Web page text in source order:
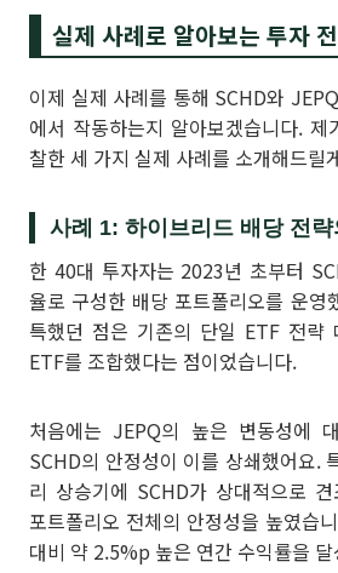
실제 사례로 알아보는 투자
이제 실제 사례를 통해 SCHD와
에서 작동하는지 알아보겠습니다.
찰한 세 가지 실제 사례를 소개해드릴
사례 1: 하이브리드 배당 전
한 40대 투자자는 2023년 초부터
율로 구성한 배당 포트폴리오를 운영
특했던 점은 기존의 단일 ETF 전략
ETF를 조합했다는 점이었습니다.
처음에는 JEPQ의 높은 변동성에
SCHD의 안정성이 이를 상쇄했어요.
리 상승기에 SCHD가 상대적으로
포트폴리오 전체의 안정성을 높였습
대비 약 2.5%p 높은 연간 수익률을